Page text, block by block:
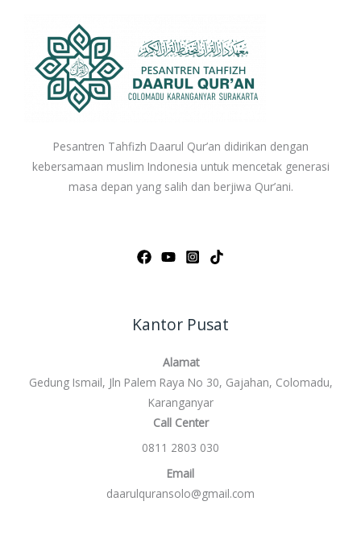
Pesantren Tahfizh Daarul Qur’an didirikan dengan
kebersamaan muslim Indonesia untuk mencetak generasi
masa depan yang salih dan berjiwa Qur’ani.
Kantor Pusat
Alamat
Gedung Ismail, Jln Palem Raya No 30, Gajahan, Colomadu,
Karanganyar
Call Center
0811 2803 030
Email
daarulquransolo@gmail.com